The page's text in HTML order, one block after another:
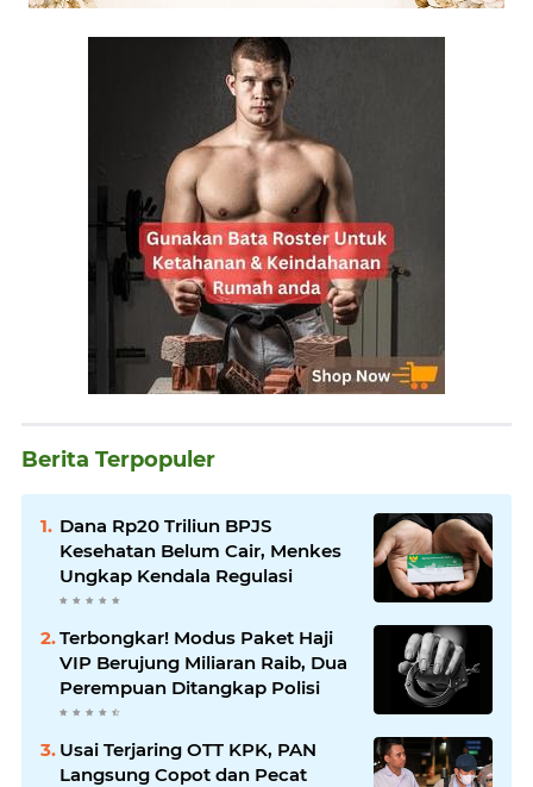
Berita Terpopuler
Dana Rp20 Triliun BPJS
Kesehatan Belum Cair, Menkes
Ungkap Kendala Regulasi
Terbongkar! Modus Paket Haji
VIP Berujung Miliaran Raib, Dua
Perempuan Ditangkap Polisi
Usai Terjaring OTT KPK, PAN
Langsung Copot dan Pecat